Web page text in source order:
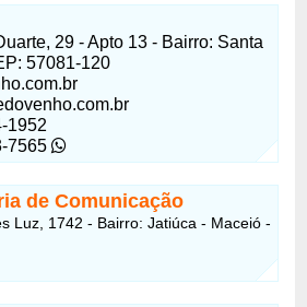
29 - Apto 13 - Bairro: Santa
57081-120
1952
7565
de Comunicação
Luz, 1742 - Bairro: Jatiúca - Maceió -